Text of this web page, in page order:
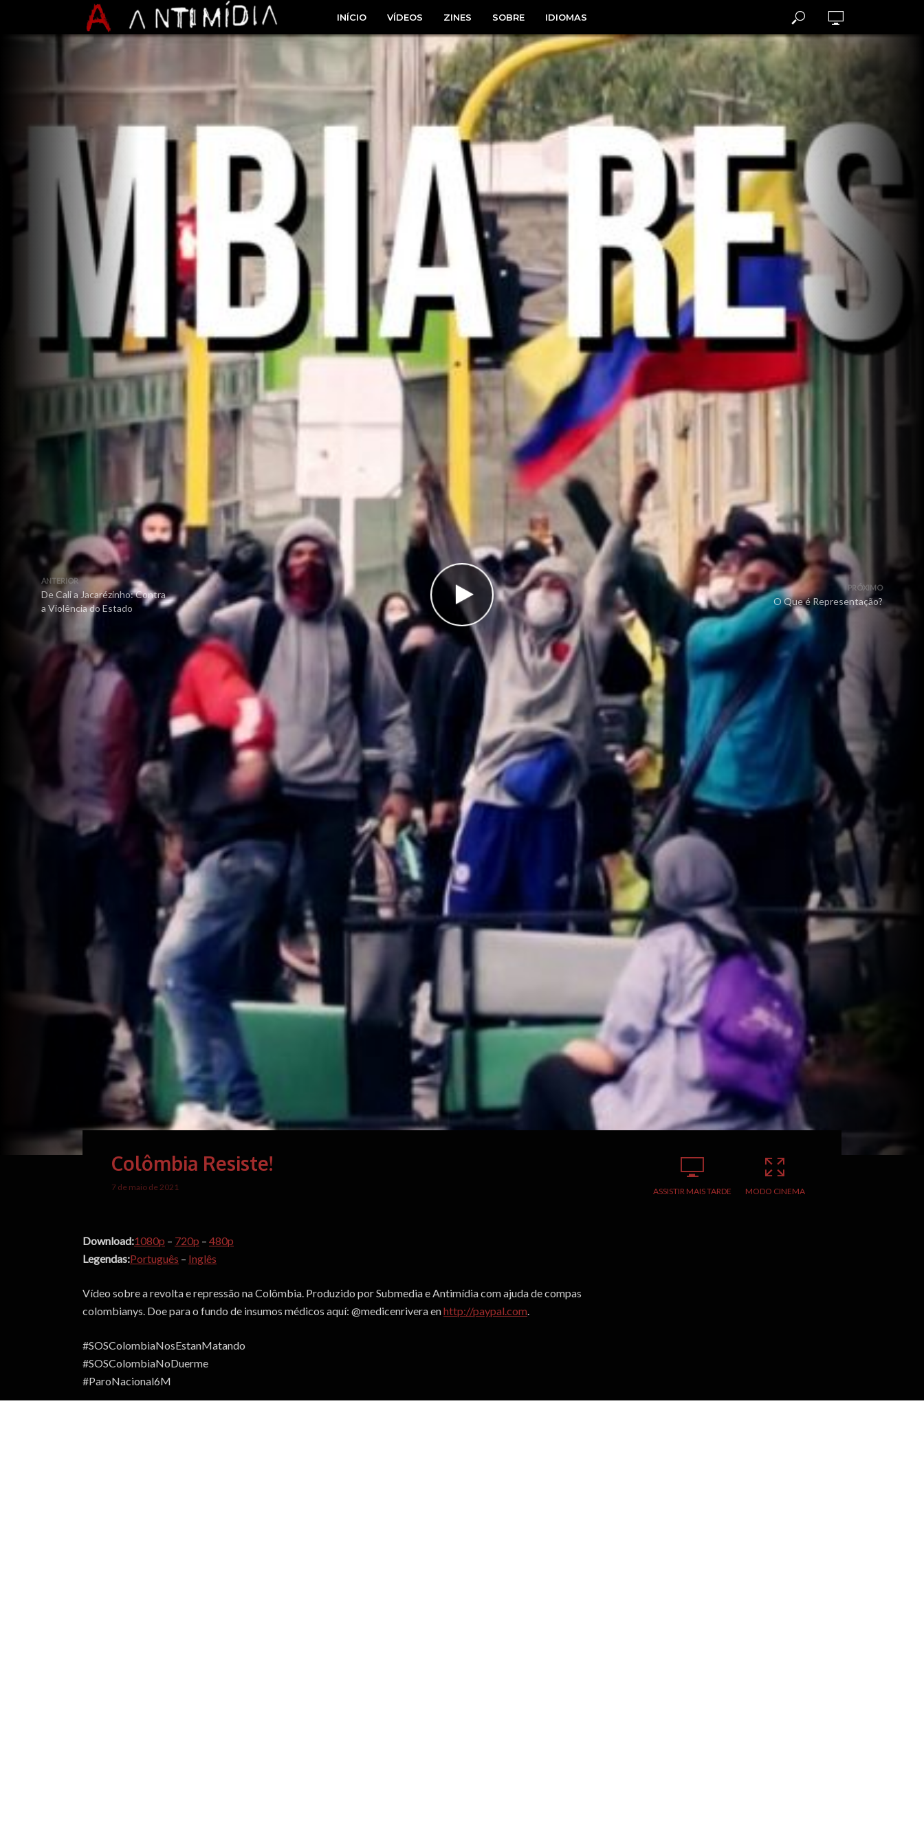
INÍCIO VÍDEOS ZINES SOBRE IDIOMAS
ANTERIOR
De Cali a Jacarézinho: Contra
a Violência do Estado
PRÓXIMO
O Que é Representação?
Colômbia Resiste!
7 de maio de 2021 ASSISTIR MAIS TARDE MODO CINEMA
Download:1080p – 720p – 480p
Legendas:Português – Inglês
Vídeo sobre a revolta e repressão na Colômbia. Produzido por Submedia e Antimídia com ajuda de compas
colombianys. Doe para o fundo de insumos médicos aquí: @medicenrivera enhttp://paypal.com
#SOSColombiaNosEstanMatando
#SOSColombiaNoDuerme
#ParoNacional6M